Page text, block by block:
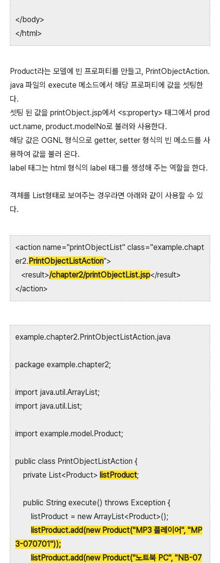
</body>
</html>
Product라는 모델에 빈 프로퍼티를 만들고, PrintObjectAction.
java 파일의 execute 메소드에서 해당 프로퍼티에 값을 셋팅한
다.
셋팅 된 값을 printObject.jsp에서 <s:property> 태그에서 prod
uct.name, product.modelNo로 불러와 사용한다.
해당 값은 OGNL 형식으로 getter, setter 형식의 빈 메소드를 사
용하여 값을 불러 온다.
label 태그는 html 형식의 label 태그를 생성해 주는 역할을 한다.
객체를 List형태로 보여주는 경우라면 아래와 같이 사용할 수 있
다.
<action name="printObjectList" class="example.chapt
er2.PrintObjectListAction">
<result>/chapter2/printObjectList.jsp</result>
</action>
example.chapter2.PrintObjectListAction.java
package example.chapter2;
import java.util.ArrayList;
import java.util.List;
import example.model.Product;
public class PrintObjectListAction {
private List<Product> listProduct;
public String execute() throws Exception {
listProduct = new ArrayList<Product>();
listProduct.add(new Product("MP3 플레이어", "MP
3-070701"));
listProduct.add(new Product("노트북 PC", "NB-07